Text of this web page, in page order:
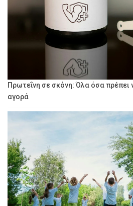
Πρωτεΐνη σε σκόνη: Όλα όσα πρέπει
αγορά